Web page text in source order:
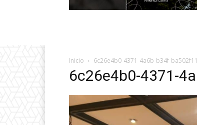
Inicio 6c26e4b0-4371-4a6b-b34f-
6c26e4b0-4371-